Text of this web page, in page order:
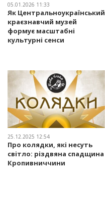
05.01.2026 11:33
Як Центральноукраїнський
краєзнавчий музей
формує масштабні
культурні сенси
25.12.2025 12:54
Про колядки, які несуть
світло: різдвяна спадщина
Кропивниччини